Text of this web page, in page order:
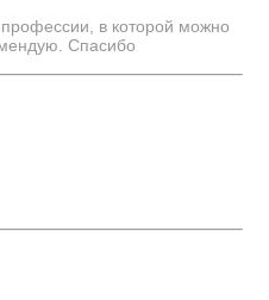
в которой можно
Спасибо